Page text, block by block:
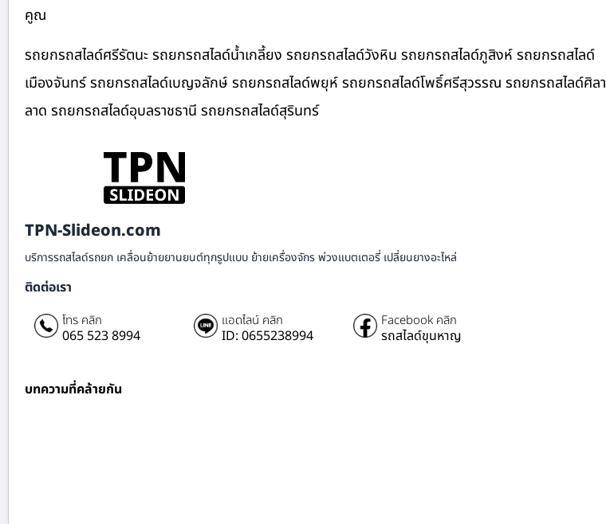
คูณ
รถยกรถสไลด์ศรีรัตนะ รถยกรถสไลด์น้ำเกลี้ยง รถยกรถสไลด์วังหิน รถยกรถสไลด์ภูสิงห์ รถยกรถสไลด์
เมืองจันทร์ รถยกรถสไลด์เบญจลักษ์ รถยกรถสไลด์พยุห์ รถยกรถสไลด์โพธิ์ศรีสุวรรณ รถยกรถสไลด์ศิลา
ลาด รถยกรถสไลด์อุบลราชธานี รถยกรถสไลด์สุรินทร์
TPN-Slideon.com
บริการรถสไลด์รถยก เคลื่อนย้ายยานยนต์ทุกรูปแบบ ย้ายเครื่องจักร พ่วงแบตเตอรี่ เปลี่ยนยางอะไหล่
ติดต่อเรา
โทร คลิก
065 523 8994
แอดไลน์ คลิก
ID: 0655238994
Facebook คลิก
รถสไลด์ขุนหาญ
บทความที่คล้ายกัน